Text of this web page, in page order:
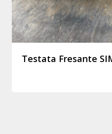
Testata Fresante